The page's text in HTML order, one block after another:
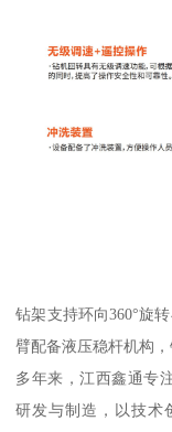
钻架支持环向360°旋
臂配备液压稳杆机构，
多年来，江西鑫通专
研发与制造，以技术